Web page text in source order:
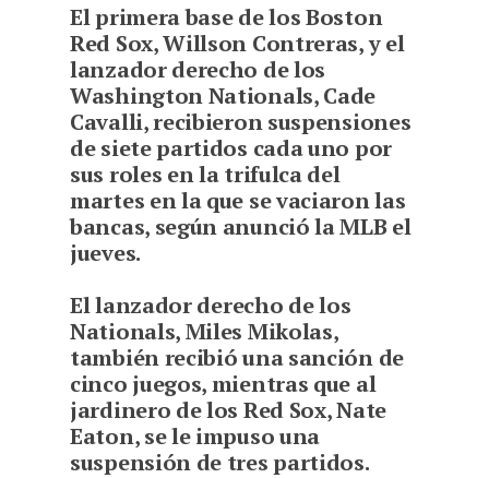
El primera base de los Boston
Red Sox, Willson Contreras, y el
lanzador derecho de los
Washington Nationals, Cade
Cavalli, recibieron suspensiones
de siete partidos cada uno por
sus roles en la trifulca del
martes en la que se vaciaron las
bancas, según anunció la MLB el
jueves.
El lanzador derecho de los
Nationals, Miles Mikolas,
también recibió una sanción de
cinco juegos, mientras que al
jardinero de los Red Sox, Nate
Eaton, se le impuso una
suspensión de tres partidos.